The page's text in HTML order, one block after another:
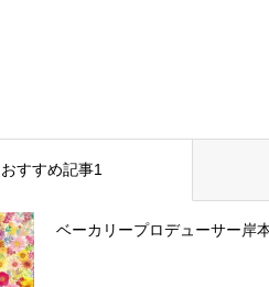
おすすめ記事1
ベーカリープロデューサー岸